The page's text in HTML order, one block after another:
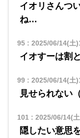
イオリさんつ
ね…
95: 2025/06/14(土
イオすーは割
99: 2025/06/14(土
見せられない
101 : 2025/06/14(
隠したい意思